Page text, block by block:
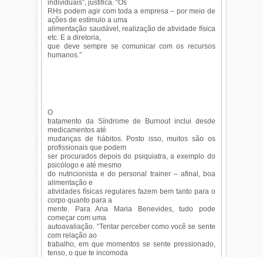
individuais”, justifica. “Os
RHs podem agir com toda a empresa – por meio de
ações de estímulo a uma
alimentação saudável, realização de atividade física
etc. E a diretoria,
que deve sempre se comunicar com os recursos
humanos.”
O
tratamento da Síndrome de Burnout inclui desde
medicamentos até
mudanças de hábitos. Posto isso, muitos são os
profissionais que podem
ser procurados depois do psiquiatra, a exemplo do
psicólogo e até mesmo
do nutricionista e do personal trainer – afinal, boa
alimentação e
atividades físicas regulares fazem bem tanto para o
corpo quanto para a
mente. Para Ana Maria Benevides, tudo pode
começar com uma
autoavaliação. “Tentar perceber como você se sente
com relação ao
trabalho, em que momentos se sente pressionado,
tenso, o que te incomoda